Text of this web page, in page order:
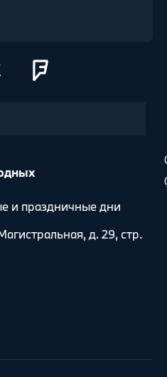
и праздничные дни
д. 29, стр.